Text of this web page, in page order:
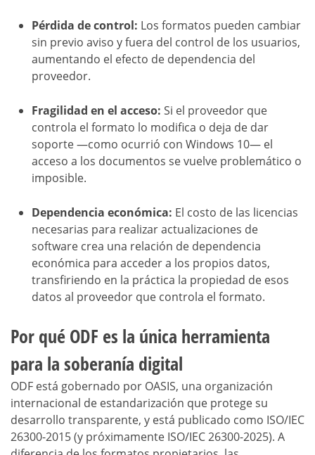
Pérdida de control: Los formatos pueden cambiar
sin previo aviso y fuera del control de los usuarios,
aumentando el efecto de dependencia del
proveedor.
Fragilidad en el acceso: Si el proveedor que
controla el formato lo modifica o deja de dar
soporte —como ocurrió con Windows 10— el
acceso a los documentos se vuelve problemático o
imposible.
Dependencia económica: El costo de las licencias
necesarias para realizar actualizaciones de
software crea una relación de dependencia
económica para acceder a los propios datos,
transfiriendo en la práctica la propiedad de esos
datos al proveedor que controla el formato.
Por qué ODF es la única herramienta
para la soberanía digital
ODF está gobernado por OASIS, una organización
internacional de estandarización que protege su
desarrollo transparente, y está publicado como ISO/IEC
26300-2015 (y próximamente ISO/IEC 26300-2025). A